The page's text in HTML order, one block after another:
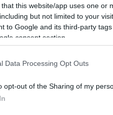
that this website/app uses one or
but not limited to your
to Google and its third-party
consent section.
Data Processing Opt Outs
opt-out of the Sharing of my
φέρεται να είπε,
το οποίο έγινε δεκτό.
εντοπίσει ο αδελφός
τραχηλική και
χέρια, ενώ βρέθηκε